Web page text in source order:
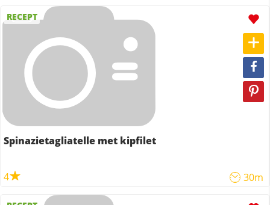
RECEPT
Spinazietagliatelle met kipfilet
4 30m